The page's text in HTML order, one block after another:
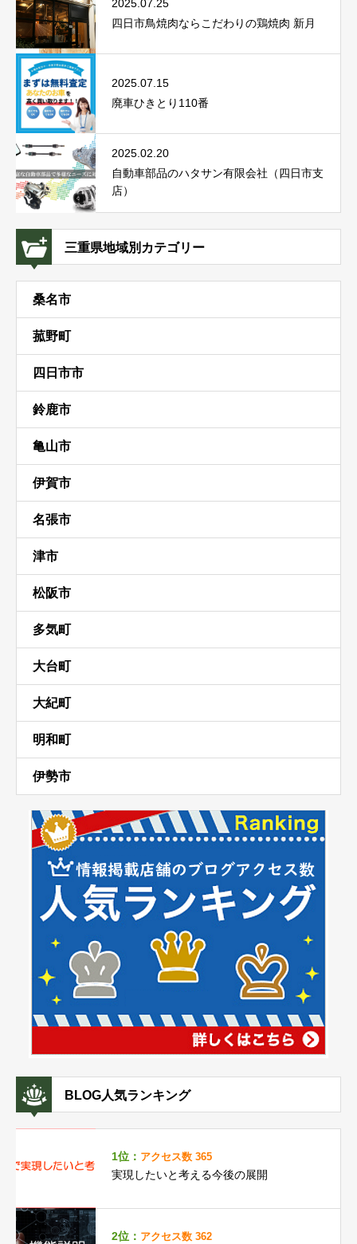
2025.07.25
四日市鳥焼肉ならこだわりの鶏焼肉 新月
2025.07.15
廃車ひきとり110番
2025.02.20
自動車部品のハタサン有限会社（四日市支
店）
三重県地域別カテゴリー
桑名市
菰野町
四日市市
鈴鹿市
亀山市
伊賀市
名張市
津市
松阪市
多気町
大台町
大紀町
明和町
伊勢市
BLOG人気ランキング
1位： アクセス数 365
実現したいと考える今後の展開
2位： アクセス数 362